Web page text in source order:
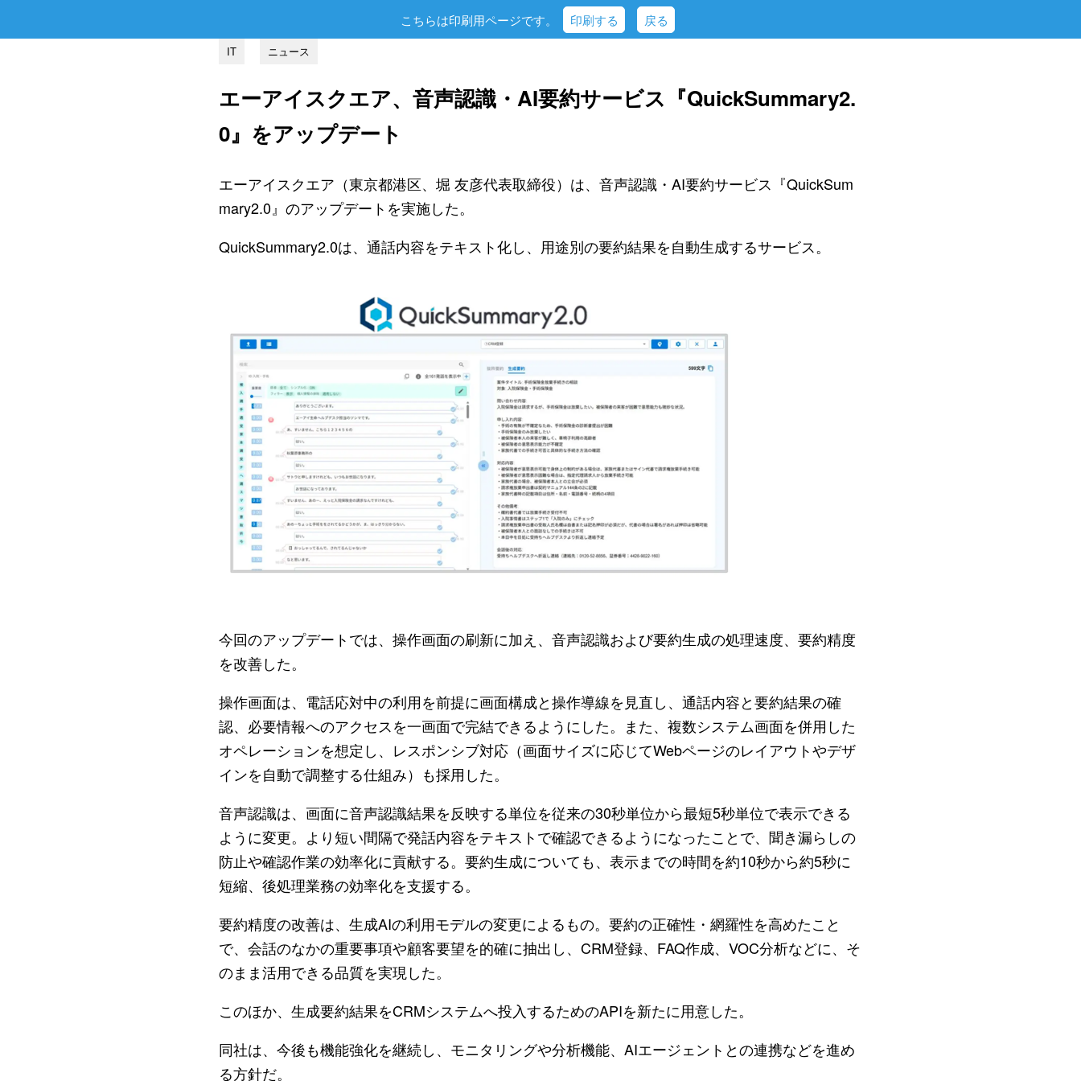
こちらは印刷用ページです。 印刷する 戻る
IT ニュース
エーアイスクエア、音声認識・AI要約サービス『QuickSummary2.
0』をアップデート
エーアイスクエア（東京都港区、堀 友彦代表取締役）は、音声認識・AI要約サービス『QuickSum
mary2.0』のアップデートを実施した。
QuickSummary2.0は、通話内容をテキスト化し、用途別の要約結果を自動生成するサービス。
今回のアップデートでは、操作画面の刷新に加え、音声認識および要約生成の処理速度、要約精度
を改善した。
操作画面は、電話応対中の利用を前提に画面構成と操作導線を見直し、通話内容と要約結果の確
認、必要情報へのアクセスを一画面で完結できるようにした。また、複数システム画面を併用した
オペレーションを想定し、レスポンシブ対応（画面サイズに応じてWebページのレイアウトやデザ
インを自動で調整する仕組み）も採用した。
音声認識は、画面に音声認識結果を反映する単位を従来の30秒単位から最短5秒単位で表示できる
ように変更。より短い間隔で発話内容をテキストで確認できるようになったことで、聞き漏らしの
防止や確認作業の効率化に貢献する。要約生成についても、表示までの時間を約10秒から約5秒に
短縮、後処理業務の効率化を支援する。
要約精度の改善は、生成AIの利用モデルの変更によるもの。要約の正確性・網羅性を高めたこと
で、会話のなかの重要事項や顧客要望を的確に抽出し、CRM登録、FAQ作成、VOC分析などに、そ
のまま活用できる品質を実現した。
このほか、生成要約結果をCRMシステムへ投入するためのAPIを新たに用意した。
同社は、今後も機能強化を継続し、モニタリングや分析機能、AIエージェントとの連携などを進め
る方針だ。